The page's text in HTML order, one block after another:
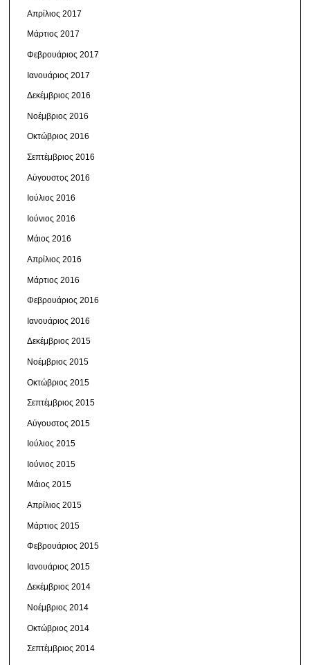
Απρίλιος 2017
Μάρτιος 2017
Φεβρουάριος 2017
Ιανουάριος 2017
Δεκέμβριος 2016
Νοέμβριος 2016
Οκτώβριος 2016
Σεπτέμβριος 2016
Αύγουστος 2016
Ιούλιος 2016
Ιούνιος 2016
Μάιος 2016
Απρίλιος 2016
Μάρτιος 2016
Φεβρουάριος 2016
Ιανουάριος 2016
Δεκέμβριος 2015
Νοέμβριος 2015
Οκτώβριος 2015
Σεπτέμβριος 2015
Αύγουστος 2015
Ιούλιος 2015
Ιούνιος 2015
Μάιος 2015
Απρίλιος 2015
Μάρτιος 2015
Φεβρουάριος 2015
Ιανουάριος 2015
Δεκέμβριος 2014
Νοέμβριος 2014
Οκτώβριος 2014
Σεπτέμβριος 2014